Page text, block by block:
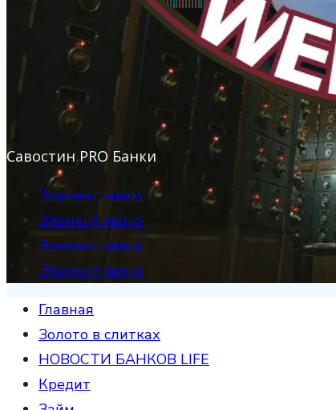
Савостин PRO Банки
Элемент меню
Элемент меню
Элемент меню
Элемент меню
Главная
Золото в слитках
НОВОСТИ БАНКОВ LIFE
Кредит